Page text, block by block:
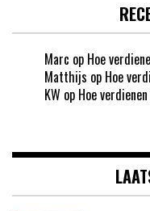
Marc op Hoe
Matthijs op Hoe
KW op Hoe